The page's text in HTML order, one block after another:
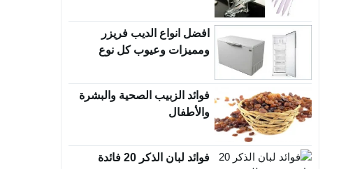
افضل انواع الديب فريزر
ومميزات وعيوب كل نوع
فوائد الزبيب الصحية والبشرة
والأطفال
فوائد لبان الذكر 20 فائدة